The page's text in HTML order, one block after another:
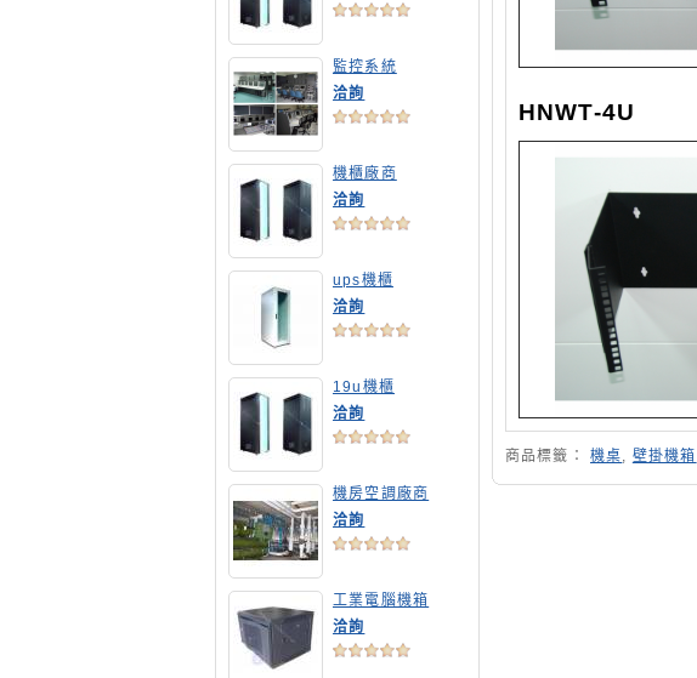
監控系統
洽詢
機櫃廠商
洽詢
ups機櫃
洽詢
19u機櫃
洽詢
機房空調廠商
洽詢
工業電腦機箱
洽詢
HNWT-4U
商品標籤： 機桌, 壁掛機箱